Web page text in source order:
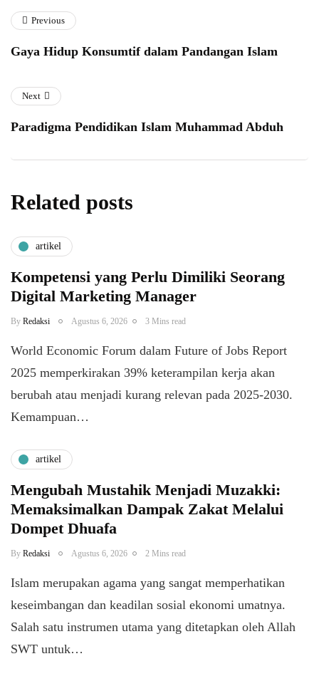
Previous
Gaya Hidup Konsumtif dalam Pandangan Islam
Next
Paradigma Pendidikan Islam Muhammad Abduh
Related posts
artikel
Kompetensi yang Perlu Dimiliki Seorang
Digital Marketing Manager
By Redaksi Agustus 6, 2026 3 Mins read
World Economic Forum dalam Future of Jobs Report
2025 memperkirakan 39% keterampilan kerja akan
berubah atau menjadi kurang relevan pada 2025-2030.
Kemampuan…
artikel
Mengubah Mustahik Menjadi Muzakki:
Memaksimalkan Dampak Zakat Melalui
Dompet Dhuafa
By Redaksi Agustus 6, 2026 2 Mins read
Islam merupakan agama yang sangat memperhatikan
keseimbangan dan keadilan sosial ekonomi umatnya.
Salah satu instrumen utama yang ditetapkan oleh Allah
SWT untuk…